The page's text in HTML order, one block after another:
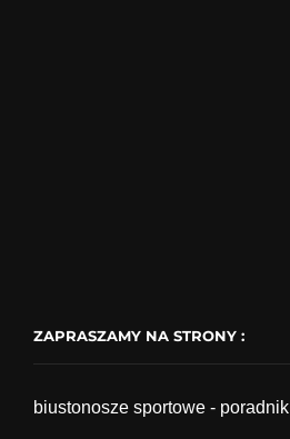
ZAPRASZAMY NA STRONY :
biustonosze sportowe - poradnik